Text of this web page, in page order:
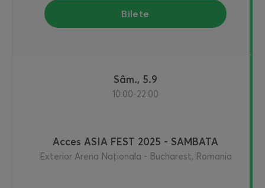
Bilete
sâm., 5.9
10:00-22:00
Acces ASIA FEST 2025 - SAMBATA
Exterior Arena Naționala - Bucharest, Romania